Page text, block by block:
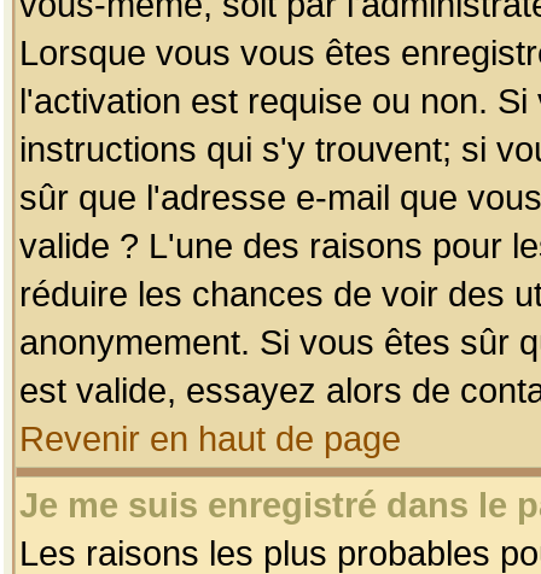
Lorsque vous vous êtes
l'activation est requise ou non.
instructions qui s'y trouvent; si
sûr que l'adresse e-mail que
valide ? L'une des raisons pour
réduire les chances de voir des
anonymement. Si vous êtes sûr
est valide, essayez alors de
Revenir en haut de page
Je me suis enregistré dans le
Les raisons les plus probables